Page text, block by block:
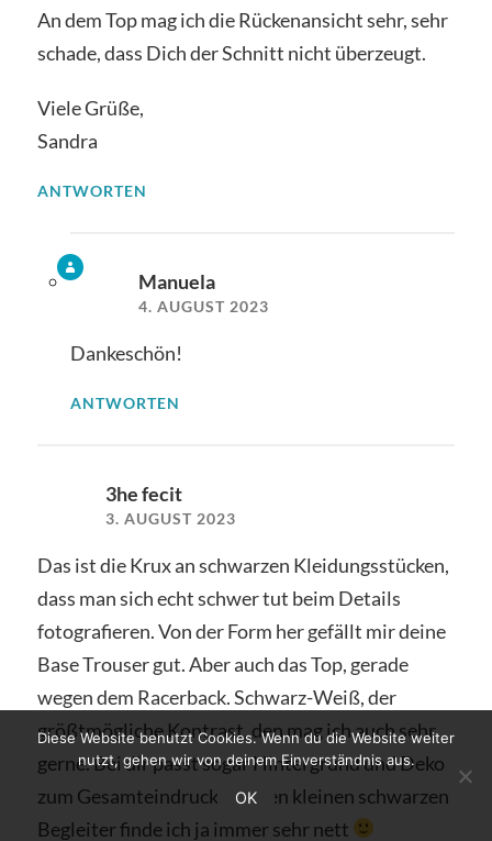
An dem Top mag ich die Rückenansicht sehr, sehr
schade, dass Dich der Schnitt nicht überzeugt.
Viele Grüße,
Sandra
ANTWORTEN
Manuela
4. AUGUST 2023
Dankeschön!
ANTWORTEN
3he fecit
3. AUGUST 2023
Das ist die Krux an schwarzen Kleidungsstücken,
dass man sich echt schwer tut beim Details
fotografieren. Von der Form her gefällt mir deine
Base Trouser gut. Aber auch das Top, gerade
wegen dem Racerback. Schwarz-Weiß, der
größtmögliche Kontrast, den mag ich auch sehr
gerne. Bei dir passt sogar Hintergrund und Deko
zum Gesamteindruck. Deinen kleinen schwarzen
Begleiter finde ich ja immer sehr nett
Diese Website benutzt Cookies. Wenn du die Website weiter
nutzt, gehen wir von deinem Einverständnis aus.
OK